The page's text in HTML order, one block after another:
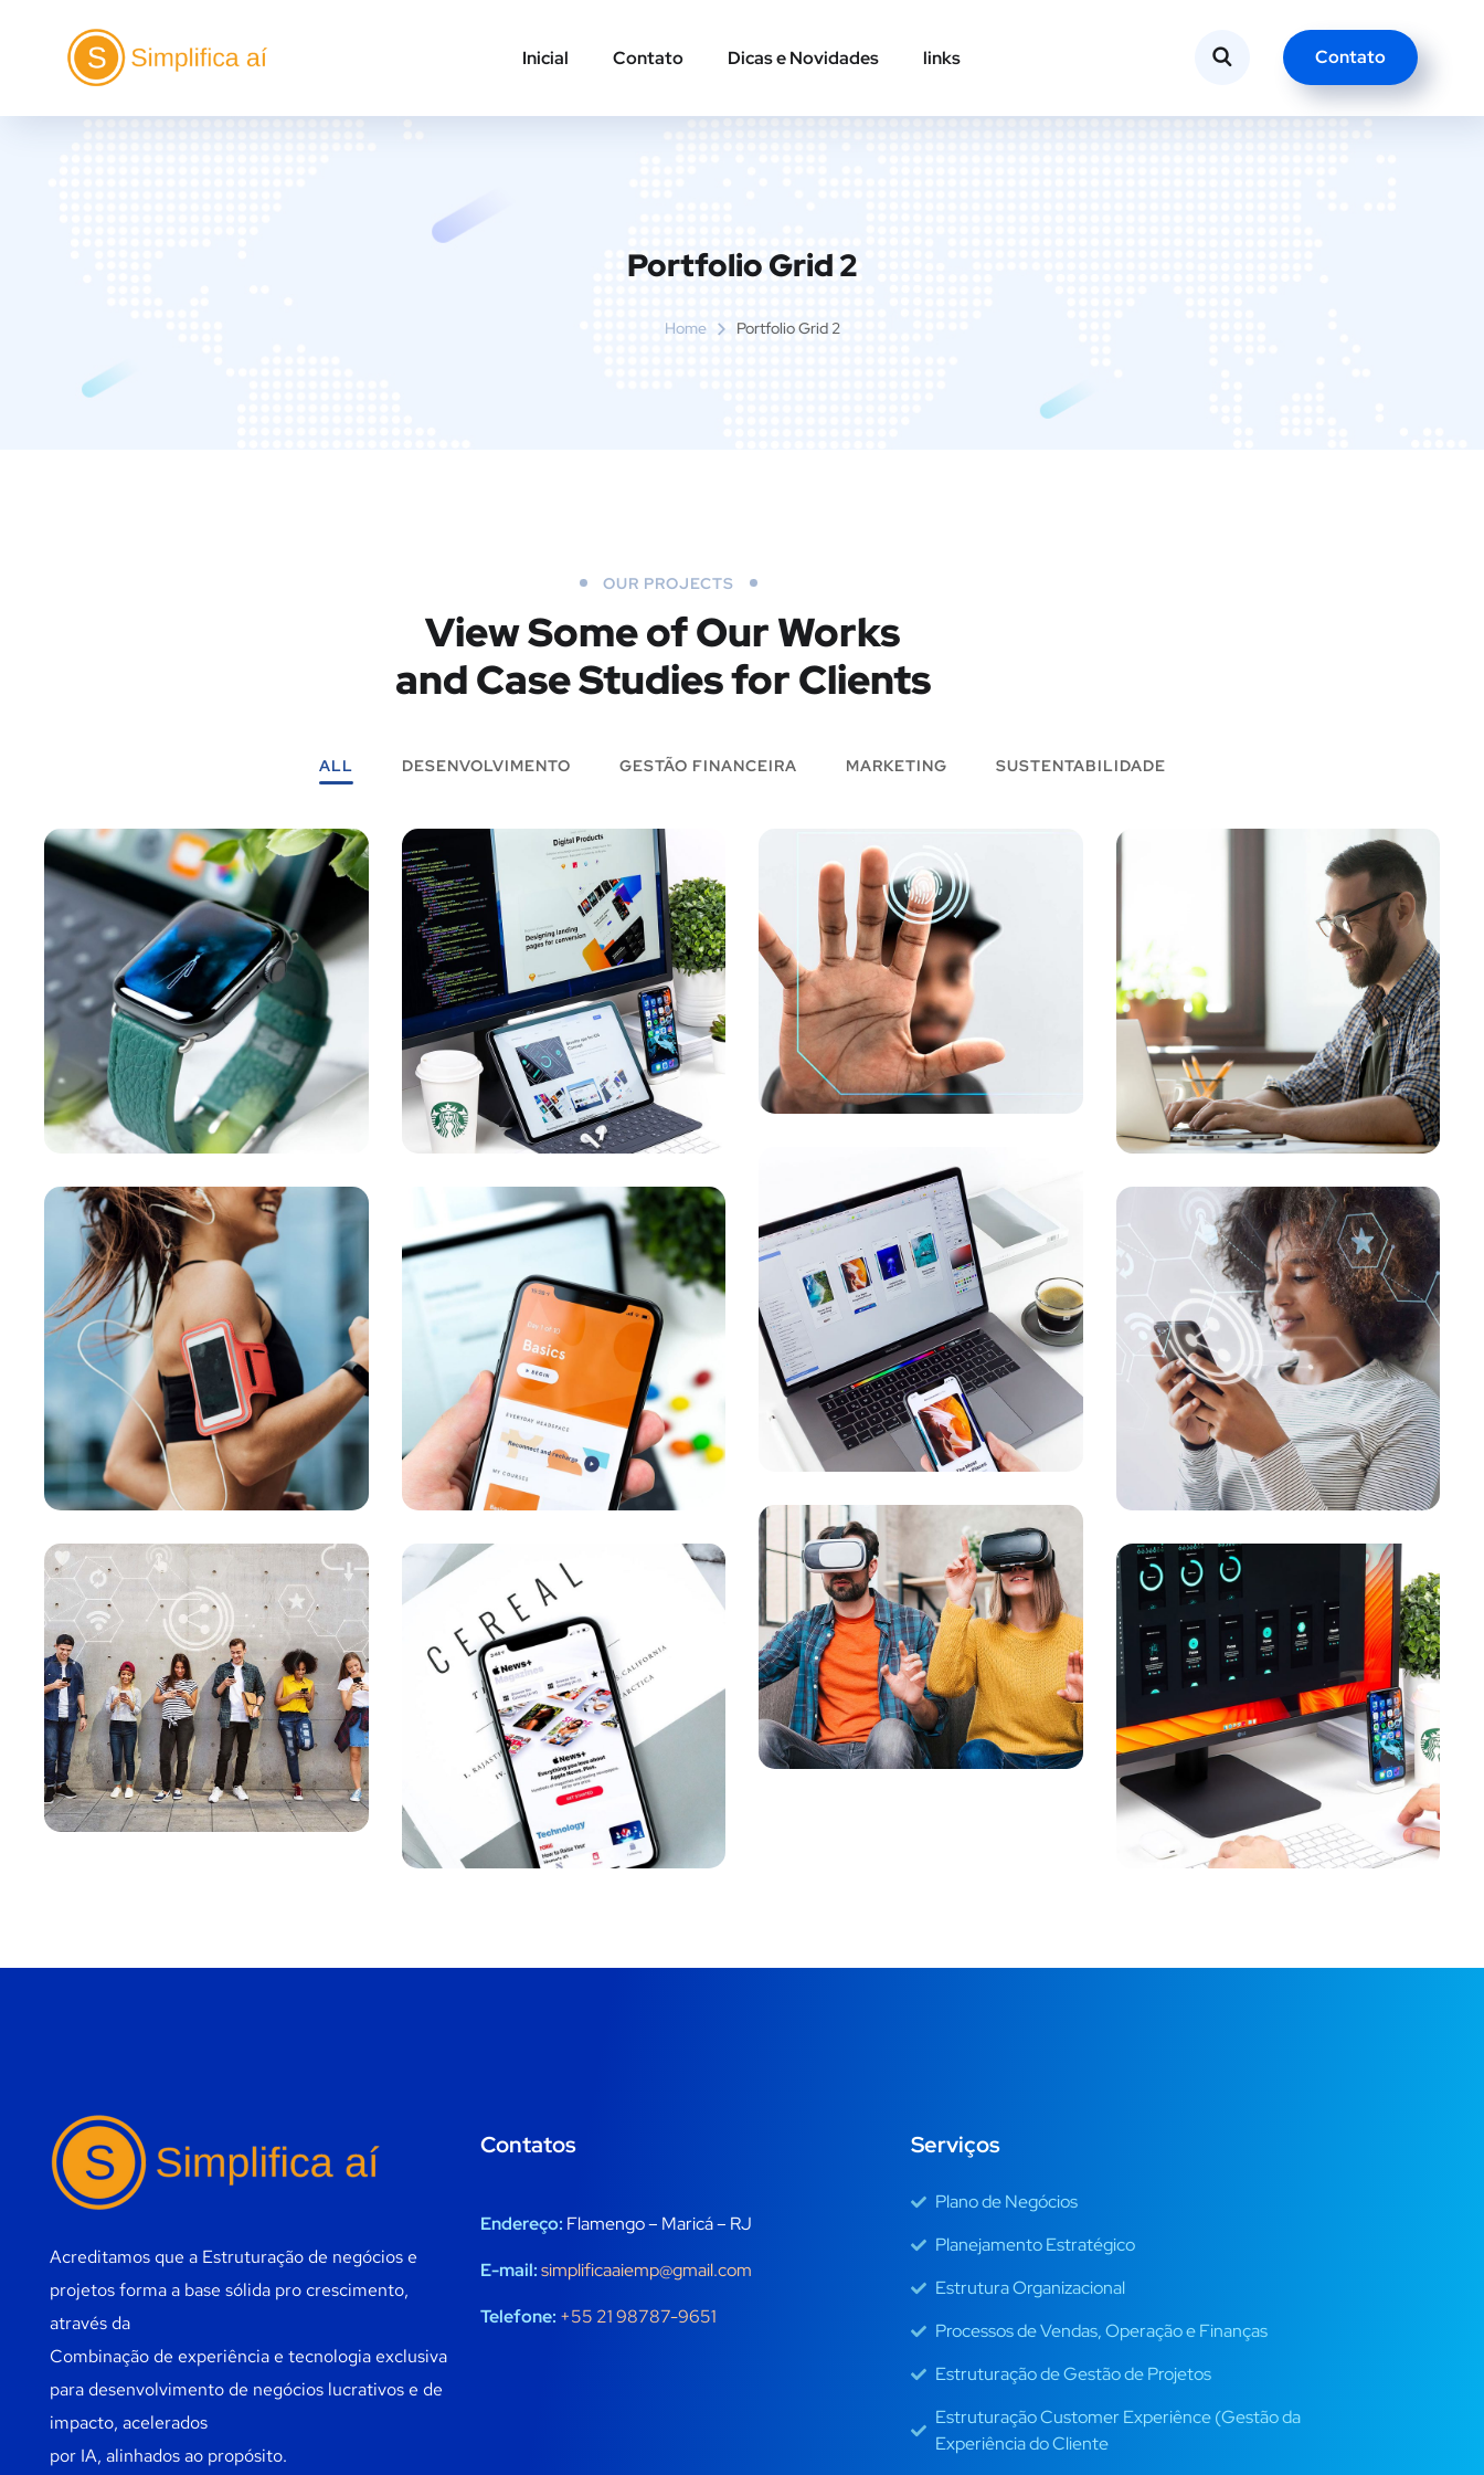
Inicial Contato Dicas e Novidades links Contato
Portfolio Grid 2
Home Portfolio Grid 2
OUR PROJECTS
View Some of Our Works
and Case Studies for Clients
ALL DESENVOLVIMENTO GESTÃO FINANCEIRA MARKETING SUSTENTABILIDADE
Novo Soft
para Relógio
GESTÃO FINANCEIRA /
SUSTENTABILIDADE
Design UX
para Tubus
DESENVOLVIMENTO
Análise de
Segurança
MARKETING
SUSTENTABILIDADE
Projeto SMM
GESTÃO FINANCEIRA
/
SUSTENTABILIDADE
Design
Responsivo
SUSTENTABILIDADE
Aplicativo para
Saúde
DESENVOLVIMENTO
Projeto Básico
DESENVOLVIMENTO
GESTÃO FINANCEIRA
Aplicativo de
mídia social
GESTÃO FINANCEIRA/
MARKETING
Sua nova
realidade
GESTÃO FINANCEIRA/
MARKETING
Experiência
Imersiva
MARKETING
Projeto
Cereais
DESENVOLVIMENTO
Projeto de
aplicativo
criptográfico
MARKETING
/
SUSTENTABILIDADE
Acreditamos que a Estruturação de negócios e
projetos forma a base sólida pro crescimento,
através da
Combinação de experiência e tecnologia exclusiva
para desenvolvimento de negócios lucrativos e de
impacto, acelerados
por IA, alinhados ao propósito.
Contatos
Endereço: Flamengo – Maricá – RJ
E-mail:simplificaaiemp@gmail.com
Telefone: +55 21 98787-9651
Serviços
Plano de Negócios
Planejamento Estratégico
Estrutura Organizacional
Processos de Vendas, Operação e Finanças
Estruturação de Gestão de Projetos
Estruturação Customer Experiênce (Gestão da
Experiência do Cliente